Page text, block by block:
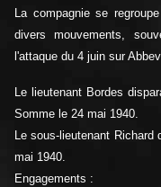
La compagnie se
divers mouvements,
l'attaque du 4 juin sur
Le lieutenant Bordes
Somme le 24 mai 1940.
Le sous-lieutenant
mai 1940.
Engagements :